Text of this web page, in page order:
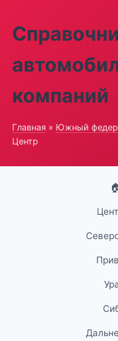
компаний
Главная » Южный
Центр